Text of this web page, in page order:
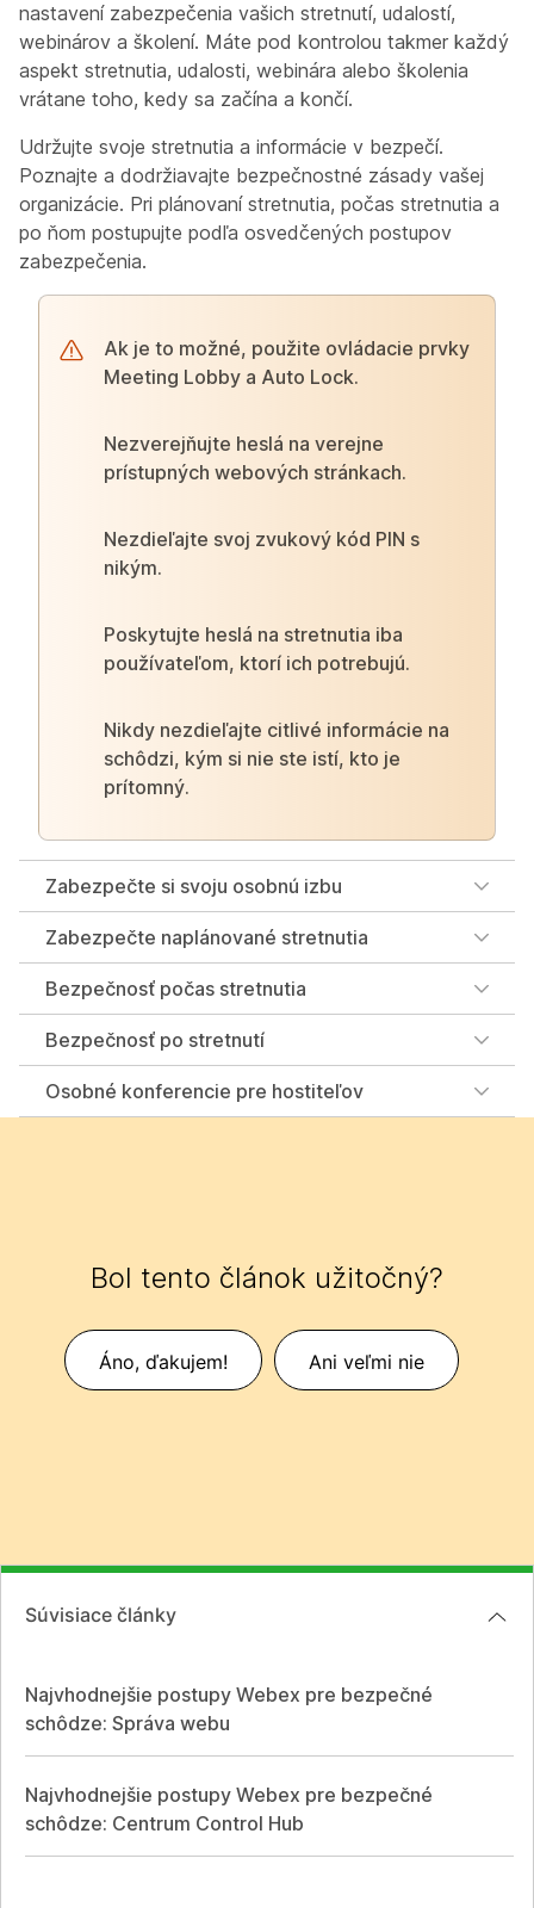
nastavení zabezpečenia vašich stretnutí, udalostí,
webinárov a školení. Máte pod kontrolou takmer každý
aspekt stretnutia, udalosti, webinára alebo školenia
vrátane toho, kedy sa začína a končí.
Udržujte svoje stretnutia a informácie v bezpečí.
Poznajte a dodržiavajte bezpečnostné zásady vašej
organizácie. Pri plánovaní stretnutia, počas stretnutia a
po ňom postupujte podľa osvedčených postupov
zabezpečenia.
Ak je to možné, použite ovládacie prvky
Meeting Lobby a Auto Lock.
Nezverejňujte heslá na verejne
prístupných webových stránkach.
Nezdieľajte svoj zvukový kód PIN s
nikým.
Poskytujte heslá na stretnutia iba
používateľom, ktorí ich potrebujú.
Nikdy nezdieľajte citlivé informácie na
schôdzi, kým si nie ste istí, kto je
prítomný.
Zabezpečte si svoju osobnú izbu
Zabezpečte naplánované stretnutia
Bezpečnosť počas stretnutia
Bezpečnosť po stretnutí
Osobné konferencie pre hostiteľov
Bol tento článok užitočný?
Áno, ďakujem! Ani veľmi nie
Súvisiace články
Najvhodnejšie postupy Webex pre bezpečné
schôdze: Správa webu
Najvhodnejšie postupy Webex pre bezpečné
schôdze: Centrum Control Hub